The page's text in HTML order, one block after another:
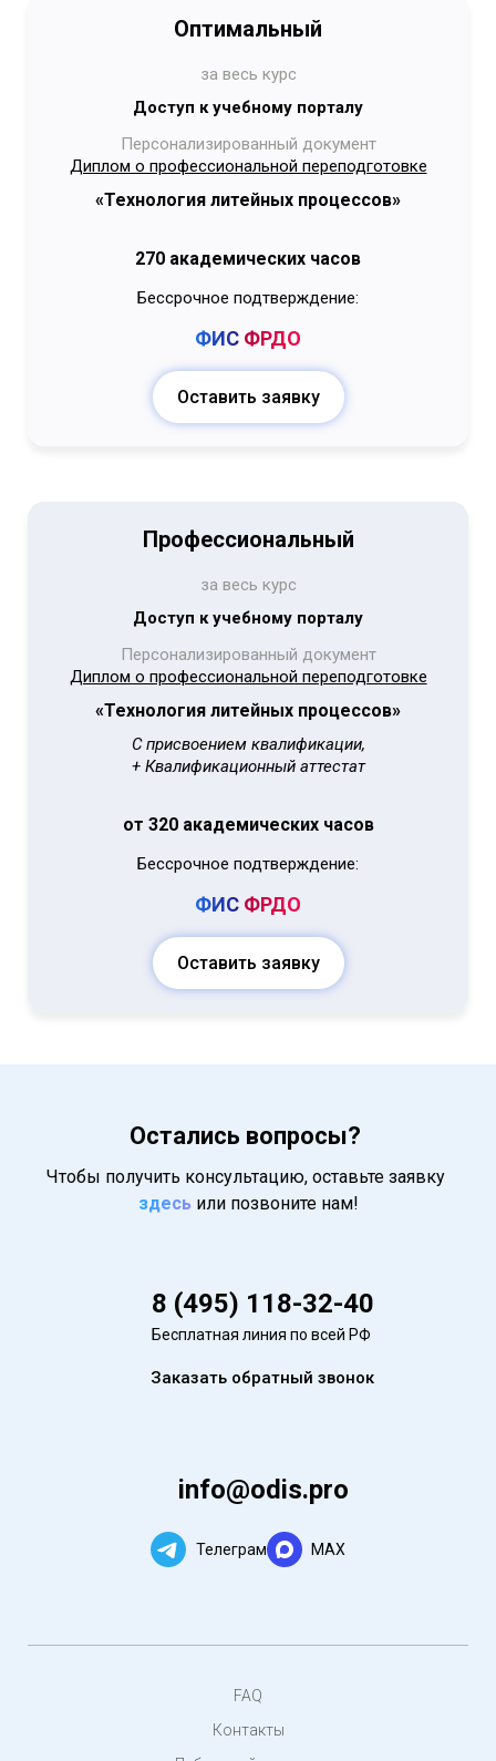
Оптимальный
за весь курс
Доступ к учебному порталу
Персонализированный документ
Диплом о профессиональной переподготовке
«Технология литейных процессов»
270 академических часов
Бессрочное подтверждение:
ФИС ФРДО
Оставить заявку
Профессиональный
за весь курс
Доступ к учебному порталу
Персонализированный документ
Диплом о профессиональной переподготовке
«Технология литейных процессов»
С присвоением квалификации,
+ Квалификационный аттестат
от 320 академических часов
Бессрочное подтверждение:
ФИС ФРДО
Оставить заявку
Остались вопросы?
Чтобы получить консультацию, оставьте заявку
здесь или позвоните нам!
8 (495) 118-32-40
Бесплатная линия по всей РФ
Заказать обратный звонок
info@odis.pro
Телеграм MAX
FAQ
Контакты